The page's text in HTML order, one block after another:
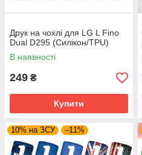
Друк на чохлі для LG L Fino
Dual D295 (Силікон/TPU)
В наявності
249 ₴
Купити
10% на ЗСУ –11%